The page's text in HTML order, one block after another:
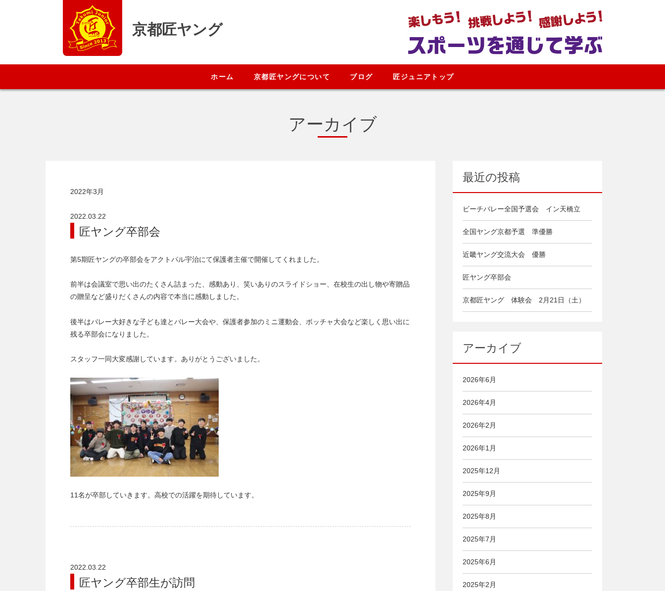
京都匠ヤング
ホーム 京都匠ヤングについて ブログ 匠ジュニアトップ
アーカイブ
2022年3月
2022.03.22
匠ヤング卒部会
第5期匠ヤングの卒部会をアクトパル宇治にて保護者主催で開催してくれました。
前半は会議室で思い出のたくさん詰まった、感動あり、笑いありのスライドショー、在校生の出し物や寄贈品
の贈呈など盛りだくさんの内容で本当に感動しました。
後半はバレー大好きな子ども達とバレー大会や、保護者参加のミニ運動会、ボッチャ大会など楽しく思い出に
残る卒部会になりました。
スタッフ一同大変感謝しています。ありがとうございました。
11名が卒部していきます。高校での活躍を期待しています。
2022.03.22
匠ヤング卒部生が訪問
最近の投稿
ビーチバレー全国予選会 イン天橋立
全国ヤング京都予選 準優勝
近畿ヤング交流大会 優勝
匠ヤング卒部会
京都匠ヤング 体験会 2月21日（土）
アーカイブ
2026年6月
2026年4月
2026年2月
2026年1月
2025年12月
2025年9月
2025年8月
2025年7月
2025年6月
2025年2月